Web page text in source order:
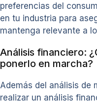
preferencias del
en tu industria para
mantenga relevante a
Análisis financiero:
ponerlo en marcha?
Además del análisis de
realizar un análisis